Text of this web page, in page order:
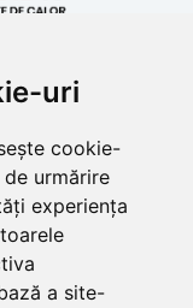
uri
cookie-
urmărire
experiența
a site-